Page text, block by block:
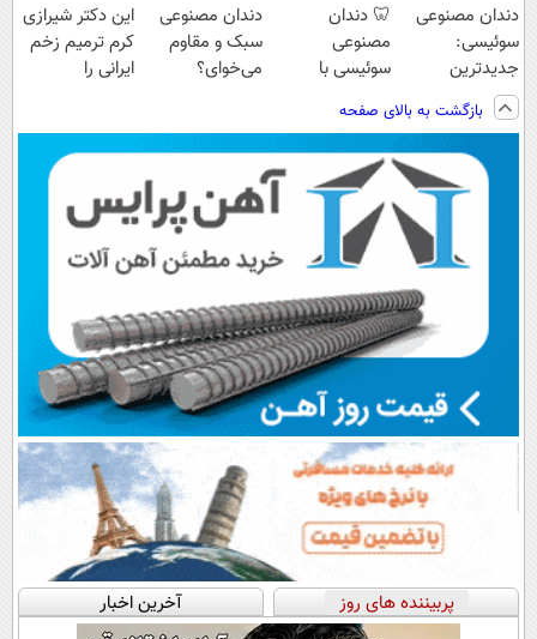
دندان مصنوعی
سوئیسی:
جدیدترین
فناوری اروپا،
سبک و مقاوم |
پرداخت قسطی
🦷 دندان
مصنوعی
سوئیسی با
دیجیتال |
پرداخت در 4
قسط |📍 تهران
دندان مصنوعی
سبک و مقاوم
می‌خوای؟
📍تهران
این دکتر شیرازی
کرم ترمیم زخم
ایرانی را
بازگشت به بالای صفحه
پربیننده های روز آخرین اخبار